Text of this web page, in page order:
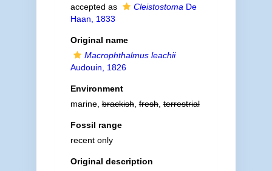
accepted as
Cleistostoma De
Haan, 1833
Original name
Macrophthalmus leachii
Audouin, 1826
Environment
marine,brackish,fresh,terrestrial
Fossil range
recent only
Original description